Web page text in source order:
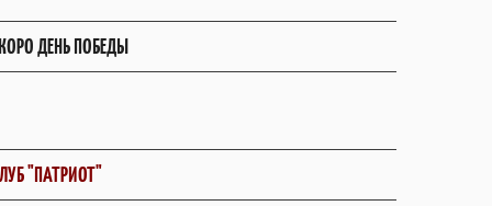
ДЕНЬ ПОБЕДЫ
"ПАТРИОТ"